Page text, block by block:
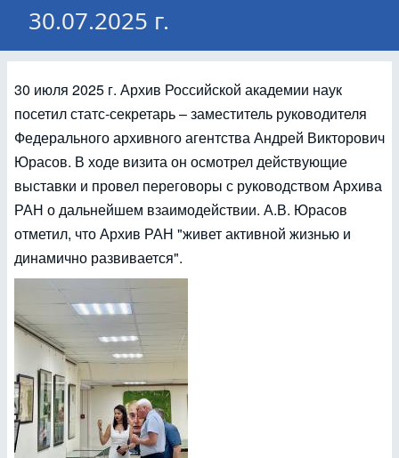
30.07.2025 г.
30 июля 2025 г. Архив Российской академии наук
посетил статс-секретарь – заместитель руководителя
Федерального архивного агентства Андрей Викторович
Юрасов. В ходе визита он осмотрел действующие
выставки и провел переговоры с руководством Архива
РАН о дальнейшем взаимодействии. А.В. Юрасов
отметил, что Архив РАН "живет активной жизнью и
динамично развивается".